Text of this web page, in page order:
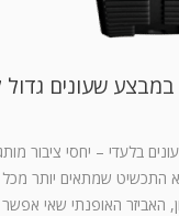
שעונים
בלעדי – יחסי ציבור
התכשיט שמתאים יותר מכל
האביזר האופנתי שאי אפשר